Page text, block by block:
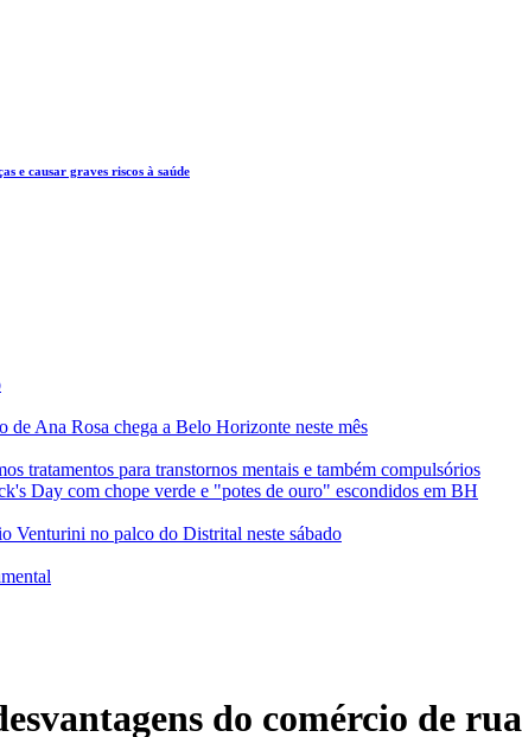
e causar graves riscos à saúde
de Ana Rosa chega a Belo Horizonte neste mês
tratamentos para transtornos mentais e também compulsórios
Day com chope verde e "potes de ouro" escondidos em BH
Venturini no palco do Distrital neste sábado
do comércio de rua